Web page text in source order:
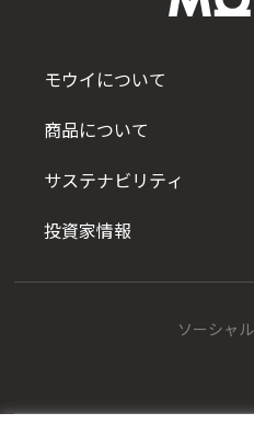
モウイについて
商品について
サステナビリティ
投資家情報
ソーシャ